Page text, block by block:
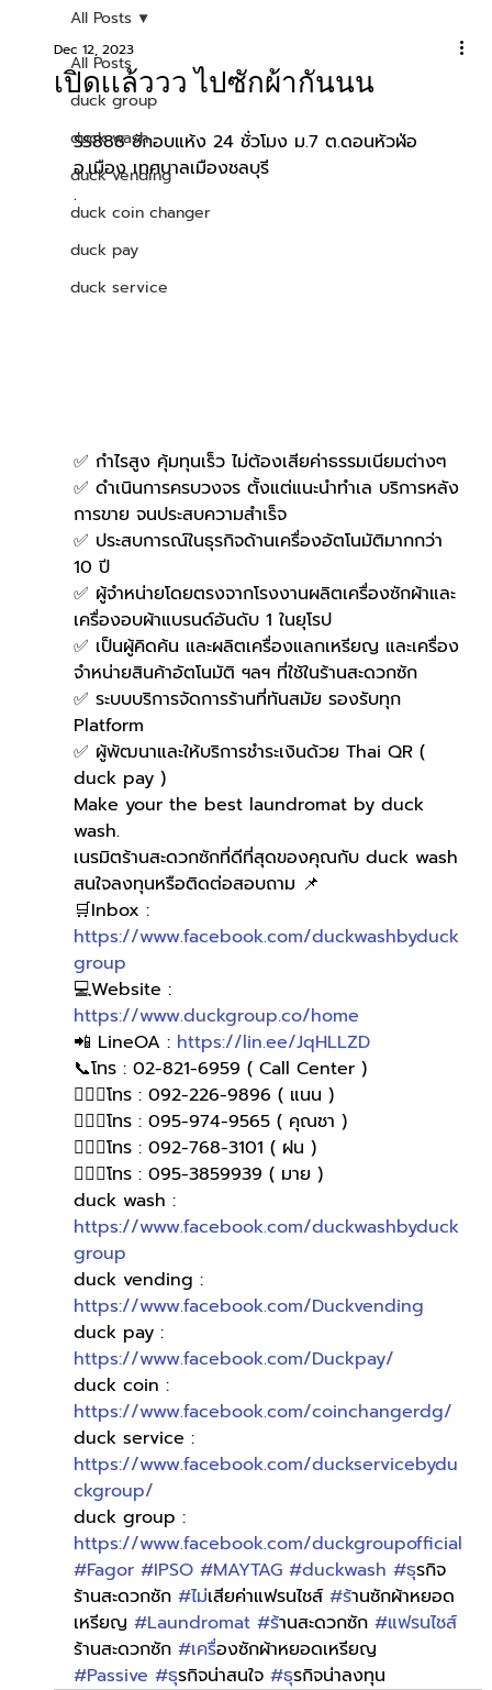
All Posts
duck group
duck wash
duck vending
duck coin changer
duck pay
duck service
All Posts
เปิดเเล้ววว ไปซักผ้ากันนน
Dec 12, 2023
SS888 ซักอบแห้ง 24 ชั่วโมง ม.7 ต.ดอนหัวฬ่อ
อ.เมือง เทศบาลเมืองชลบุรี
.
✅ กำไรสูง คุ้มทุนเร็ว ไม่ต้องเสียค่าธรรมเนียมต่างๆ
✅ ดำเนินการครบวงจร ตั้งแต่แนะนำทำเล บริการหลัง
การขาย จนประสบความสำเร็จ
✅ ประสบการณ์ในธุรกิจด้านเครื่องอัตโนมัติมากกว่า
10 ปี
✅ ผู้จำหน่ายโดยตรงจากโรงงานผลิตเครื่องซักผ้าและ
เครื่องอบผ้าแบรนด์อันดับ 1 ในยุโรป
✅ เป็นผู้คิดค้น และผลิตเครื่องแลกเหรียญ และเครื่อง
จำหน่ายสินค้าอัตโนมัติ ฯลฯ ที่ใช้ในร้านสะดวกซัก
✅ ระบบบริการจัดการร้านที่ทันสมัย รองรับทุก
Platform
✅ ผู้พัฒนาและให้บริการชำระเงินด้วย Thai QR (
duck pay )
Make your the best laundromat by duck
wash.
เนรมิตร้านสะดวกซักที่ดีที่สุดของคุณกับ duck wash
สนใจลงทุนหรือติดต่อสอบถาม 📌
🛒Inbox :
https://www.facebook.com/duckwashbyduck
group
💻Website :
https://www.duckgroup.co/home
📲 LineOA : https://lin.ee/JqHLLZD
📞โทร : 02-821-6959 ( Call Center )
🙋🏻‍♀️โทร : 092-226-9896 ( แนน )
🙋🏻‍♀โทร : 095-974-9565 ( คุณชา )
🙋🏻‍♀โทร : 092-768-3101 ( ฝน )
🙋🏻‍♀️โทร : 095-3859939 ( มาย )
duck wash :
https://www.facebook.com/duckwashbyduck
group
duck vending :
https://www.facebook.com/Duckvending
duck pay :
https://www.facebook.com/Duckpay/
duck coin :
https://www.facebook.com/coinchangerdg/
duck service :
https://www.facebook.com/duckservicebydu
ckgroup/
duck group :
https://www.facebook.com/duckgroupofficial
#Fagor #IPSO #MAYTAG #duckwash #ธุรกิจ
ร้านสะดวกซัก #ไม่เสียค่าแฟรนไชส์ #ร้านซักผ้าหยอด
เหรียญ #Laundromat #ร้านสะดวกซัก #แฟรนไชส์
ร้านสะดวกซัก #เครื่องซักผ้าหยอดเหรียญ
#Passive #ธุรกิจน่าสนใจ #ธุรกิจน่าลงทุน